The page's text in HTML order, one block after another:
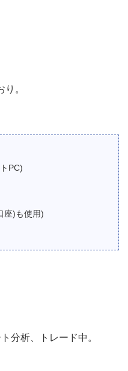
。
PC)
座)も使用)
分析、トレード中。